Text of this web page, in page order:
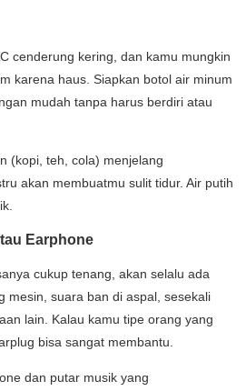
cenderung kering, dan kamu mungkin
karena haus. Siapkan botol air minum
mudah tanpa harus berdiri atau
(kopi, teh, cola) menjelang
akan membuatmu sulit tidur. Air putih
Earphone
cukup tenang, akan selalu ada
mesin, suara ban di aspal, sesekali
lain. Kalau kamu tipe orang yang
bisa sangat membantu.
dan putar musik yang